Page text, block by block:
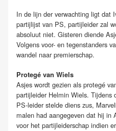
In de lijn der verwachting ligt dat
partijlijst van PS, partijleider zal
absoluut niet. Gisteren diende
Volgens voor- en tegenstanders
wandel naar premierschap.
Protegé van Wiels
Asjes wordt gezien als protegé
partijleider Helmin Wiels. Tijdens
PS-leider stelde diens zus,
malen had aangegeven dat hij in
voor het partijleiderschap indien